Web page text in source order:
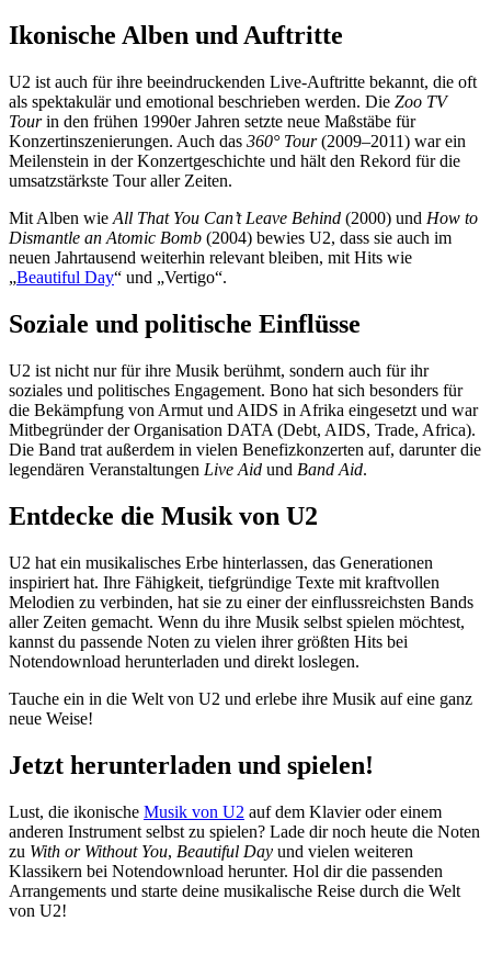
Ikonische Alben und Auftritte
U2 ist auch für ihre beeindruckenden Live-Auftritte bekannt, die oft
als spektakulär und emotional beschrieben werden. Die Zoo TV
Tourin den frühen 1990er Jahren setzte neue Maßstäbe für
Konzertinszenierungen. Auch das 360° Tour(2009–2011) war ein
Meilenstein in der Konzertgeschichte und hält den Rekord für die
umsatzstärkste Tour aller Zeiten.
Mit Alben wie All That You Can’t Leave Behind (2000) und How to
Dismantle an Atomic Bomb (2004) bewies U2, dass sie auch im
neuen Jahrtausend weiterhin relevant bleiben, mit Hits wie
„Beautiful Day“ und „Vertigo“.
Soziale und politische Einflüsse
U2 ist nicht nur für ihre Musik berühmt, sondern auch für ihr
soziales und politisches Engagement. Bono hat sich besonders für
die Bekämpfung von Armut und AIDS in Afrika eingesetzt und war
Mitbegründer der Organisation DATA (Debt, AIDS, Trade, Africa).
Die Band trat außerdem in vielen Benefizkonzerten auf, darunter die
legendären Veranstaltungen Live Aid und Band Aid.
Entdecke die Musik von U2
U2 hat ein musikalisches Erbe hinterlassen, das Generationen
inspiriert hat. Ihre Fähigkeit, tiefgründige Texte mit kraftvollen
Melodien zu verbinden, hat sie zu einer der einflussreichsten Bands
aller Zeiten gemacht. Wenn du ihre Musik selbst spielen möchtest,
kannst du passende Noten zu vielen ihrer größten Hits bei
Notendownload herunterladen und direkt loslegen.
Tauche ein in die Welt von U2 und erlebe ihre Musik auf eine ganz
neue Weise!
Jetzt herunterladen und spielen!
Lust, die ikonische Musik von U2 auf dem Klavier oder einem
anderen Instrument selbst zu spielen? Lade dir noch heute die Noten
zu With or Without You, Beautiful Day und vielen weiteren
Klassikern bei Notendownload herunter. Hol dir die passenden
Arrangements und starte deine musikalische Reise durch die Welt
von U2!